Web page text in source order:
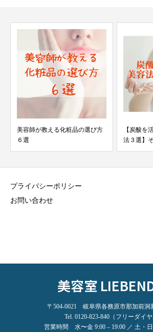
美容師が教える化粧品の選び方
６選
【炭酸を
法３選】
プライバシーポリシー
お問い合わせ
美容室
〒504-0021 岐阜県各務原市那加前洞
Tel. 0120-823-840（フリーダイヤ
営業時間 水〜金 9:00 – 19:00 ／ 土・日